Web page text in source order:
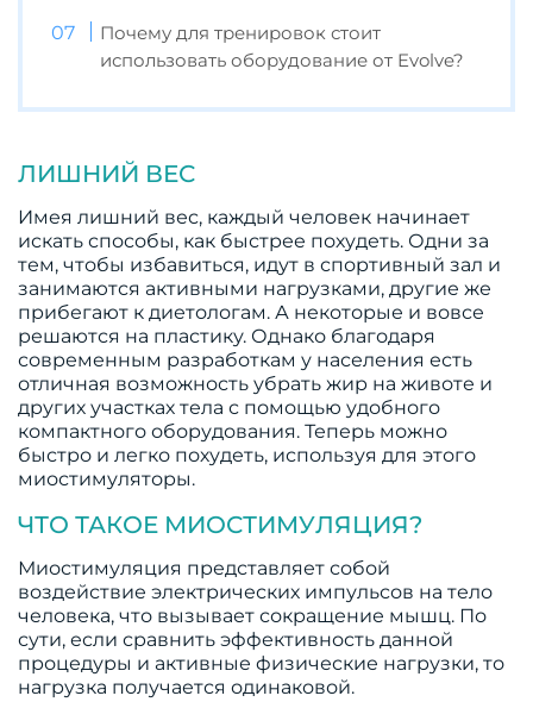
Почему для тренировок стоит
использовать оборудование от Evolve?
ЛИШНИЙ ВЕС
Имея лишний вес, каждый человек начинает
искать способы, как быстрее похудеть. Одни за
тем, чтобы избавиться, идут в спортивный зал и
занимаются активными нагрузками, другие же
прибегают к диетологам. А некоторые и вовсе
решаются на пластику. Однако благодаря
современным разработкам у населения есть
отличная возможность убрать жир на животе и
других участках тела с помощью удобного
компактного оборудования. Теперь можно
быстро и легко похудеть, используя для этого
миостимуляторы.
ЧТО ТАКОЕ МИОСТИМУЛЯЦИЯ?
Миостимуляция представляет собой
воздействие электрических импульсов на тело
человека, что вызывает сокращение мышц. По
сути, если сравнить эффективность данной
процедуры и активные физические нагрузки, то
нагрузка получается одинаковой.